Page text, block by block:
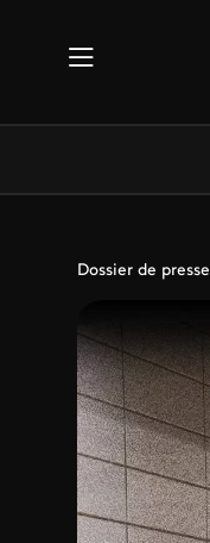
Dossier de presse